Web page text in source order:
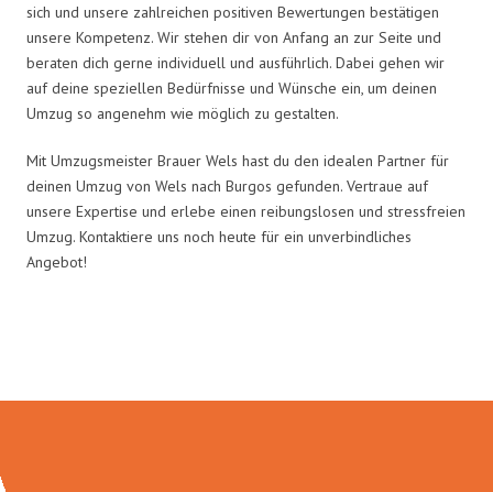
sich und unsere zahlreichen positiven Bewertungen bestätigen
unsere Kompetenz. Wir stehen dir von Anfang an zur Seite und
beraten dich gerne individuell und ausführlich. Dabei gehen wir
auf deine speziellen Bedürfnisse und Wünsche ein, um deinen
Umzug so angenehm wie möglich zu gestalten.
Mit Umzugsmeister Brauer Wels hast du den idealen Partner für
deinen Umzug von Wels nach Burgos gefunden. Vertraue auf
unsere Expertise und erlebe einen reibungslosen und stressfreien
Umzug. Kontaktiere uns noch heute für ein unverbindliches
Angebot!